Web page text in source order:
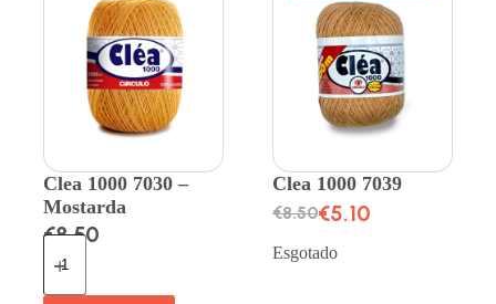
Clea 1000 7030 –
Mostarda
€8.50
Clea 1000 7039
€8.50€5.10
Esgotado